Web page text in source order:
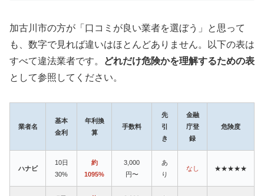
加古川市の方が「口コミが良い業者を選ぼう」と思って
も、数字で見れば違いはほとんどありません。以下の表は
すべて違法業者です。
どれだけ危険かを理解するための表
として参照してください。
業者名
基本
金利
年利換
算
手数料
先
引
き
金融
庁登
録
危険度
ハナビ
10日
30%
約
1095%
3,000
円〜
あ
り
なし ★★★★★